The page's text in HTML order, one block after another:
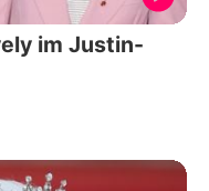
im Justin-